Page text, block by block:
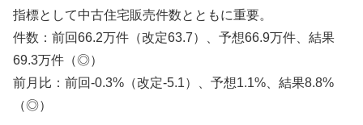
指標として中古住宅販売件数とともに重要。
件数：前回66.2万件（改定63.7）、予想66.9万件、結果
69.3万件（◎）
前月比：前回-0.3%（改定-5.1）、予想1.1%、結果8.8%
（◎）